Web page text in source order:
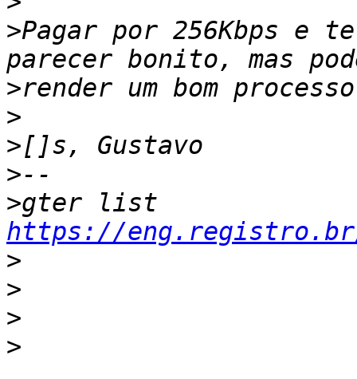
>Pagar por 256Kbps e
>
>
>
>
>
https://
>
>
>
>